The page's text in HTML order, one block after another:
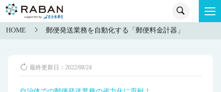
HOME 郵便発送業務を自動化する「郵便料金計器」
最終更新日：2022/08/24